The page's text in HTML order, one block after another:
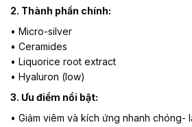
2. Thành phần chính:
• Micro-silver
• Ceramides
• Liquorice root extract
• Hyaluron (low)
3. Ưu điểm nổi bật:
• Giảm viêm và kích ứng nhanh chóng-